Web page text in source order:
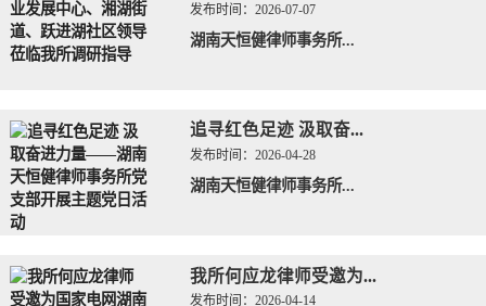
发布时间： 2026-07-07
湖南天恒健律师事务所...
追寻红色足迹 汲取奋...
发布时间： 2026-04-28
湖南天恒健律师事务所...
我所何应龙律师受邀为...
发布时间： 2026-04-14